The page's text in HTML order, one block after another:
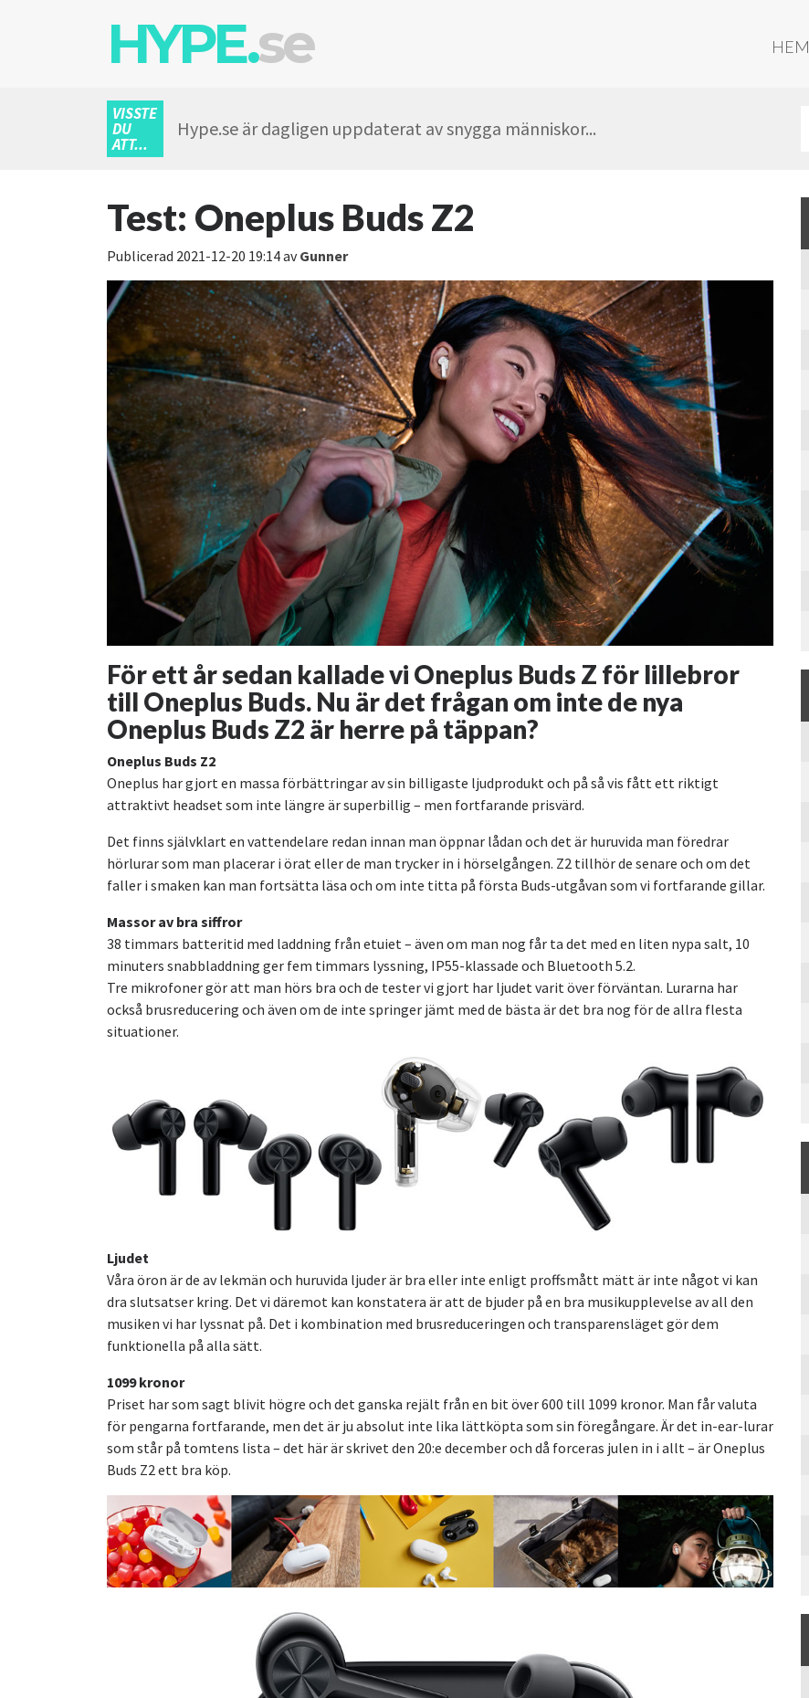
HYPE.se HEM
VISSTE
DU
ATT...
Hype.se är dagligen uppdaterat av snygga människor...
Test: Oneplus Buds Z2
Publicerad 2021-12-20 19:14avGunner
För ett år sedan kallade vi Oneplus Buds Z för lillebror
till Oneplus Buds. Nu är det frågan om inte de nya
Oneplus Buds Z2 är herre på täppan?
Oneplus Buds Z2
Oneplus har gjort en massa förbättringar av sin billigaste ljudprodukt och på så vis fått ett riktigt
attraktivt headset som inte längre är superbillig – men fortfarande prisvärd.
Det finns självklart en vattendelare redan innan man öppnar lådan och det är huruvida man föredrar
hörlurar som man placerar i örat eller de man trycker in i hörselgången. Z2 tillhör de senare och om det
faller i smaken kan man fortsätta läsa och om inte titta på första Buds-utgåvan som vi fortfarande gillar.
Massor av bra siffror
38 timmars batteritid med laddning från etuiet – även om man nog får ta det med en liten nypa salt, 10
minuters snabbladdning ger fem timmars lyssning, IP55-klassade och Bluetooth 5.2.
Tre mikrofoner gör att man hörs bra och de tester vi gjort har ljudet varit över förväntan. Lurarna har
också brusreducering och även om de inte springer jämt med de bästa är det bra nog för de allra flesta
situationer.
Ljudet
Våra öron är de av lekmän och huruvida ljuder är bra eller inte enligt proffsmått mätt är inte något vi kan
dra slutsatser kring. Det vi däremot kan konstatera är att de bjuder på en bra musikupplevelse av all den
musiken vi har lyssnat på. Det i kombination med brusreduceringen och transparensläget gör dem
funktionella på alla sätt.
1099 kronor
Priset har som sagt blivit högre och det ganska rejält från en bit över 600 till 1099 kronor. Man får valuta
för pengarna fortfarande, men det är ju absolut inte lika lättköpta som sin föregångare. Är det in-ear-lurar
som står på tomtens lista – det här är skrivet den 20:e december och då forceras julen in i allt – är Oneplus
Buds Z2 ett bra köp.